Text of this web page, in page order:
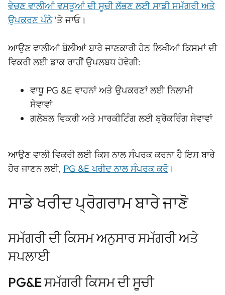
ਵੇਚਣ ਵਾਲੀਆਂ ਵਸਤੂਆਂ ਦੀ ਸੂਚੀ ਲੱਭਣ ਲਈ ਸਾਡੀ ਸਮੱਗਰੀ ਅਤੇ
ਉਪਕਰਣ ਪੰਨੇ'ਤੇ ਜਾਓ।
ਆਉਣ ਵਾਲੀਆਂ ਬੋਲੀਆਂ ਬਾਰੇ ਜਾਣਕਾਰੀ ਹੇਠ ਲਿਖੀਆਂ ਕਿਸਮਾਂ ਦੀ
ਵਿਕਰੀ ਲਈ ਡਾਕ ਰਾਹੀਂ ਉਪਲਬਧ ਹੋਵੇਗੀ:
ਵਾਧੂ PG &E ਵਾਹਨਾਂ ਅਤੇ ਉਪਕਰਣਾਂ ਲਈ ਨਿਲਾਮੀ
ਸੇਵਾਵਾਂ
ਗਲੋਬਲ ਵਿਕਰੀ ਅਤੇ ਮਾਰਕੀਟਿੰਗ ਲਈ ਬ੍ਰੋਕਰਿੰਗ ਸੇਵਾਵਾਂ
ਆਉਣ ਵਾਲੀ ਵਿਕਰੀ ਲਈ ਕਿਸ ਨਾਲ ਸੰਪਰਕ ਕਰਨਾ ਹੈ ਇਸ ਬਾਰੇ
ਹੋਰ ਜਾਣਨ ਲਈ, PG &E ਖਰੀਦ ਨਾਲ ਸੰਪਰਕ ਕਰੋ।
ਸਾਡੇ ਖਰੀਦ ਪ੍ਰੋਗਰਾਮ ਬਾਰੇ ਜਾਣੋ
ਸਮੱਗਰੀ ਦੀ ਕਿਸਮ ਅਨੁਸਾਰ ਸਮੱਗਰੀ ਅਤੇ
ਸਪਲਾਈ
PG&E ਸਮੱਗਰੀ ਕਿਸਮ ਦੀ ਸੂਚੀ